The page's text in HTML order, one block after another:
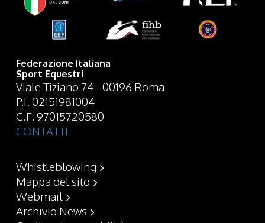
Federazione Italiana
Sport Equestri
Viale Tiziano 74 - 00196 Roma
P.I. 02151981004
C.F. 97015720580
CONTATTI
Whistleblowing
Mappa del sito
Webmail
Archivio News